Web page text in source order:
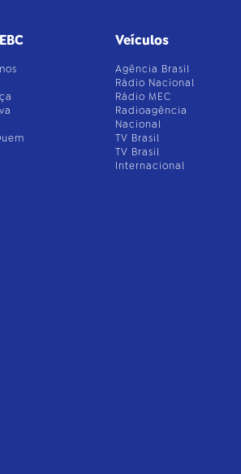
Veículos
Agência Brasil
Rádio Nacional
Rádio MEC
Radioagência
Nacional
TV Brasil
TV Brasil
Internacional